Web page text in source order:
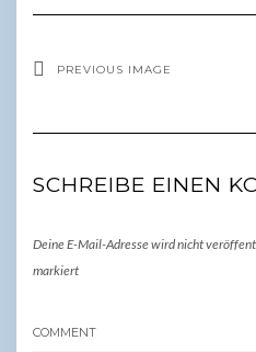
PREVIOUS IMAGE
SCHREIBE EINEN
Deine E-Mail-Adresse wird nicht
markiert
COMMENT